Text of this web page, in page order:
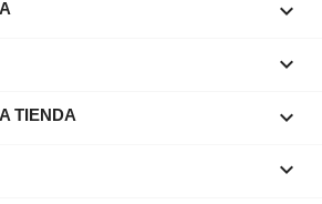


TIENDA keyboard_arrow_down
